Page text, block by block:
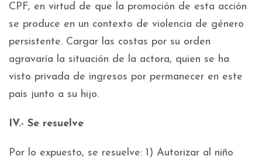
CPF, en virtud de que la promoción de esta acción
se produce en un contexto de violencia de género
persistente. Cargar las costas por su orden
agravaría la situación de la actora, quien se ha
visto privada de ingresos por permanecer en este
país junto a su hijo.
IV.- Se resuelve
Por lo expuesto, se resuelve: 1) Autorizar al niño